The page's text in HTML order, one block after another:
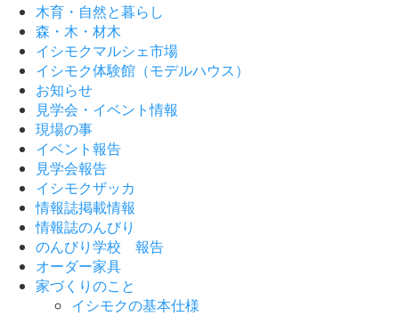
木育・自然と暮らし
森・木・材木
イシモクマルシェ市場
イシモク体験館（モデルハウス）
お知らせ
見学会・イベント情報
現場の事
イベント報告
見学会報告
イシモクザッカ
情報誌掲載情報
情報誌のんびり
のんびり学校 報告
オーダー家具
家づくりのこと
イシモクの基本仕様